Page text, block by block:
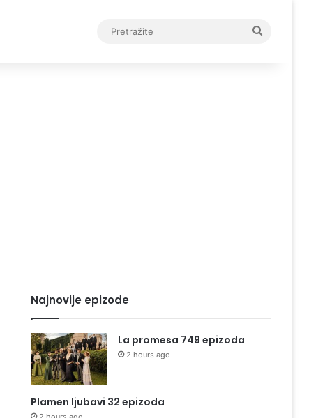
Najnovije epizode
La promesa 749 epizoda
2 hours ago
Plamen ljubavi 32 epizoda